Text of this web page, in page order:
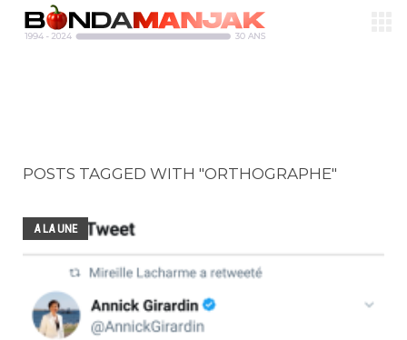
POSTS TAGGED WITH "ORTHOGRAPHE"
A LA UNE